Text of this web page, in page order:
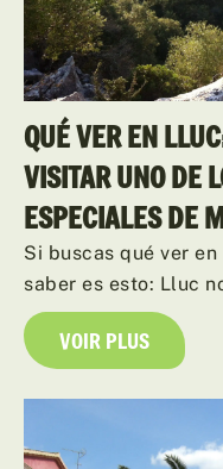
QUÉ VER EN
VISITAR UNO DE
ESPECIALES DE
Si buscas qué ver
saber es esto: Lluc
VOIR PLUS